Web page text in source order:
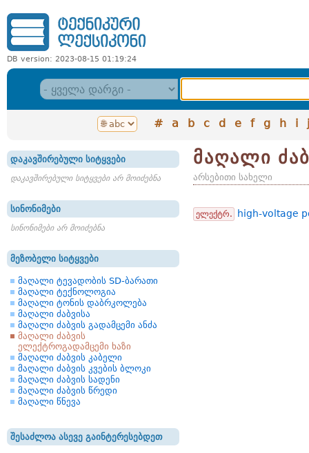
DB version: 2023-08-15 01:19:24
# a b c d e f g h i j
დაკავშირებული სიტყვები
დაკავშირებული სიტყვები არ მოიძებნა
სინონიმები
სინონიმები არ მოიძებნა
მეზობელი სიტყვები
მაღალი ტევადობის SD-ბარათი
მაღალი ტექნოლოგია
მაღალი ტონის დაბრკოლება
მაღალი ძაბვისა
მაღალი ძაბვის გადამცემი ანძა
მაღალი ძაბვის
ელექტროგადამცემი ხაზი
მაღალი ძაბვის კაბელი
მაღალი ძაბვის კვების ბლოკი
მაღალი ძაბვის სადენი
მაღალი ძაბვის წრედი
მაღალი წნევა
შესაძლოა ასევე გაინტერესებდეთ
მაღალი
არსებითი სახელი
ელექტრ. high-voltage